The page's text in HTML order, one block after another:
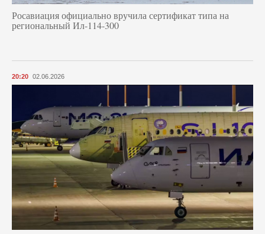
Росавиация официально вручила сертификат типа на
региональный Ил-114-300
20:20 02.06.2026